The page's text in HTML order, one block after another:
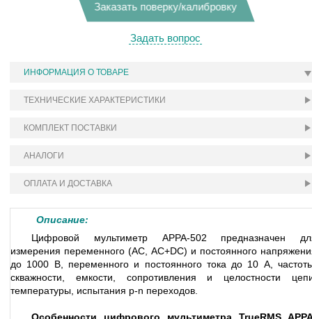
Заказать поверку/калибровку
Задать вопрос
ИНФОРМАЦИЯ О ТОВАРЕ
ТЕХНИЧЕСКИЕ ХАРАКТЕРИСТИКИ
КОМПЛЕКТ ПОСТАВКИ
АНАЛОГИ
ОПЛАТА И ДОСТАВКА
Описание:
Цифровой мультиметр APPA-502 предназначен
измерения переменного (АС, AC+DC) и постоянного
до 1000 В, переменного и постоянного тока до 10 А,
скважности, емкости, сопротивления и целостности
температуры, испытания p-n переходов.